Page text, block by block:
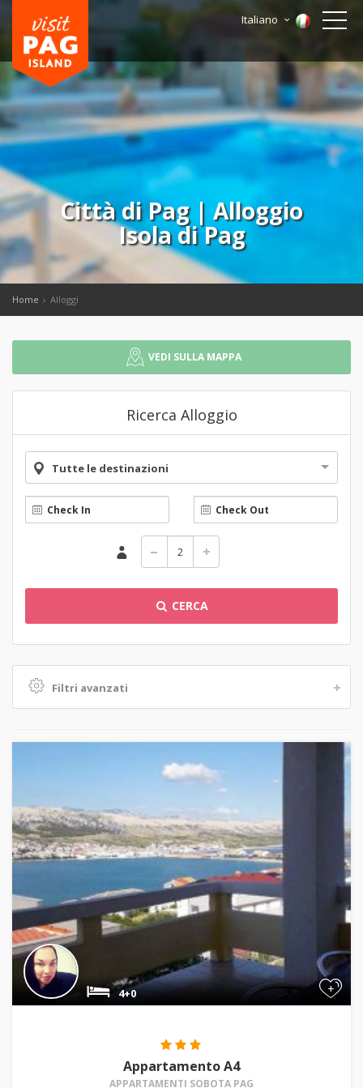
Italiano
Città di Pag | Alloggio
Isola di Pag
Home Alloggi
VEDI SULLA MAPPA
Ricerca Alloggio
Tutte le destinazioni
CERCA
Filtri avanzati
+
4+0
Appartamento A4
APPARTAMENTI SOBOTA PAG